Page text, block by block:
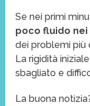
Se nei primi
poco fluido
dei problemi più
La rigidità
sbagliato e
La buona